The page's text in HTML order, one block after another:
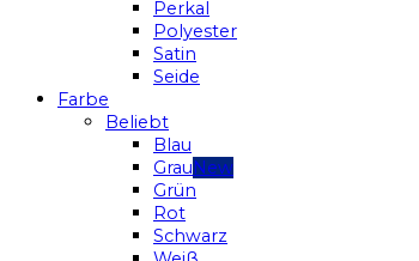
Perkal
Polyester
Satin
Seide
Farbe
Beliebt
Blau
Grau
Grün
Rot
Schwarz